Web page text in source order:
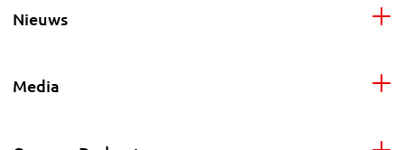
Nieuws
Media